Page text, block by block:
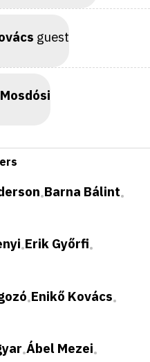
guest
•Barna Bálint•
•Erik Győrfi•
•Enikő Kovács•
•Ábel Mezei•